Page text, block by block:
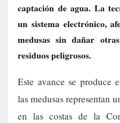
captación de agua. La
un sistema electrónico,
medusas sin dañar
residuos peligrosos.
Este avance se produce
las medusas representan
en las costas de la